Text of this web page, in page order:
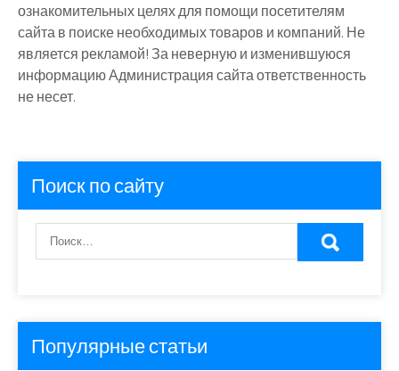
ознакомительных целях для помощи посетителям
сайта в поиске необходимых товаров и компаний. Не
является рекламой! За неверную и изменившуюся
информацию Администрация сайта ответственность
не несет.
Поиск по сайту
Популярные статьи